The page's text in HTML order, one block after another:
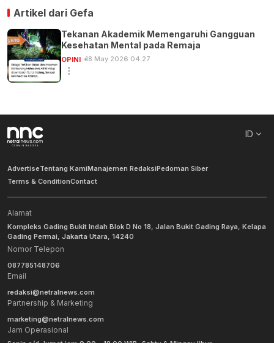
Artikel dari Gefa
Tekanan Akademik Memengaruhi Gangguan
Kesehatan Mental pada Remaja
OPINI 18 May 2026 04:27
ID
AdvertiseTentang KamiManajemen RedaksiPedoman Siber
Terms & ConditionContact
Alamat
Kompleks Gading Bukit Indah Blok D No 18, Jalan Bukit Gading Raya, Kelapa
Gading Permai, Jakarta Utara, 14240
Nomor Telepon
087785148706
Email
redaksi@netralnews.com
Partnership & Marketing
marketing@netralnews.com
Jam Operasional